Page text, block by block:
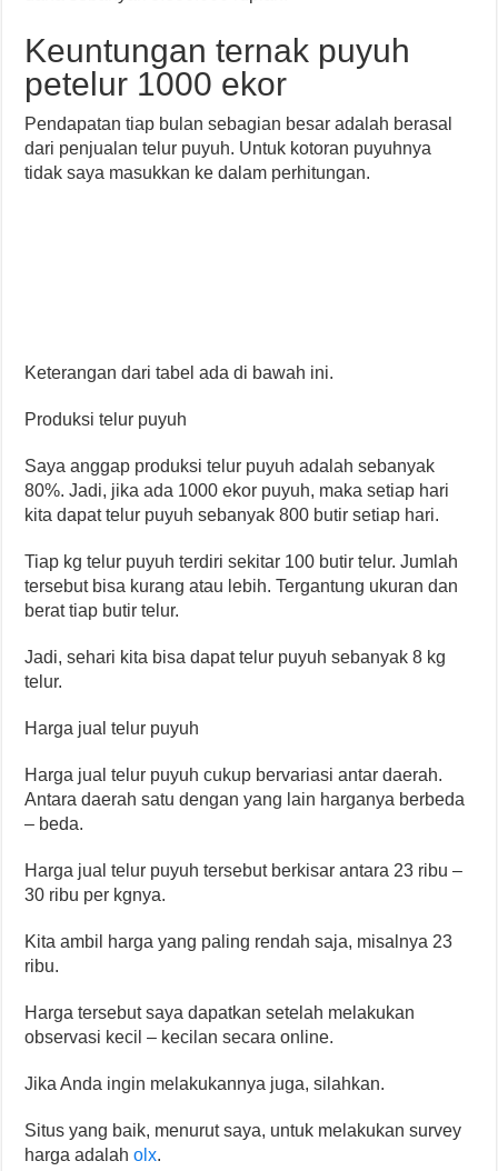
Keuntungan ternak puyuh
petelur 1000 ekor
Pendapatan tiap bulan sebagian besar adalah berasal
dari penjualan telur puyuh. Untuk kotoran puyuhnya
tidak saya masukkan ke dalam perhitungan.
Keterangan dari tabel ada di bawah ini.
Produksi telur puyuh
Saya anggap produksi telur puyuh adalah sebanyak
80%. Jadi, jika ada 1000 ekor puyuh, maka setiap hari
kita dapat telur puyuh sebanyak 800 butir setiap hari.
Tiap kg telur puyuh terdiri sekitar 100 butir telur. Jumlah
tersebut bisa kurang atau lebih. Tergantung ukuran dan
berat tiap butir telur.
Jadi, sehari kita bisa dapat telur puyuh sebanyak 8 kg
telur.
Harga jual telur puyuh
Harga jual telur puyuh cukup bervariasi antar daerah.
Antara daerah satu dengan yang lain harganya berbeda
– beda.
Harga jual telur puyuh tersebut berkisar antara 23 ribu –
30 ribu per kgnya.
Kita ambil harga yang paling rendah saja, misalnya 23
ribu.
Harga tersebut saya dapatkan setelah melakukan
observasi kecil – kecilan secara online.
Jika Anda ingin melakukannya juga, silahkan.
Situs yang baik, menurut saya, untuk melakukan survey
harga adalaholx.